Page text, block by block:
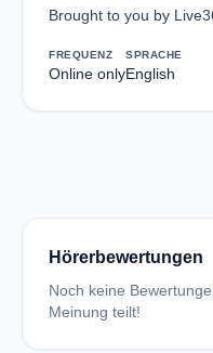
Brought to you by
FREQUENZ
Online only
SPRACHE
English
Hörerbewertungen
Noch keine
Meinung teilt!